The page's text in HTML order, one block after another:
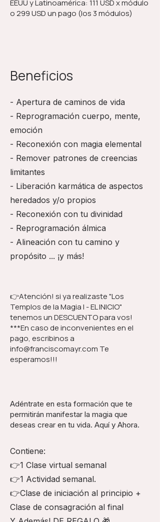
EEUU y Latinoamérica: 111 USD x módulo
o 299 USD un pago (los 3 módulos)
Beneficios
- Apertura de caminos de vida
- Reprogramación cuerpo, mente,
emoción
- Reconexión con magia elemental
- Remover patrones de creencias
limitantes
- Liberación karmática de aspectos
heredados y/o propios
- Reconexión con tu divinidad
- Reprogramación álmica
- Alineación con tu camino y
propósito ... ¡y más!
👉Atención! si ya realizaste "Los
Templos de la Magia I - EL INICIO"
tenemos un DESCUENTO para vos!
***En caso de inconvenientes en el
pago, escribinos a
info@franciscomayr.com Te
esperamos!!!
​​Adéntrate en esta formación que te
permitirán manifestar la magia que
deseas crear en tu vida. Aquí y Ahora.
Contiene:
👉1 Clase virtual semanal
👉1 Actividad semanal.
👉Clase de iniciación al principio +
Clase de consagración al final